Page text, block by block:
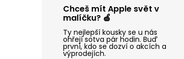
Chceš mít Apple svět v
malíčku? 🍏
Ty nejlepší kousky se u nás
ohřejí sotva pár hodin. Buď
první, kdo se dozví o akcích a
výprodejích.